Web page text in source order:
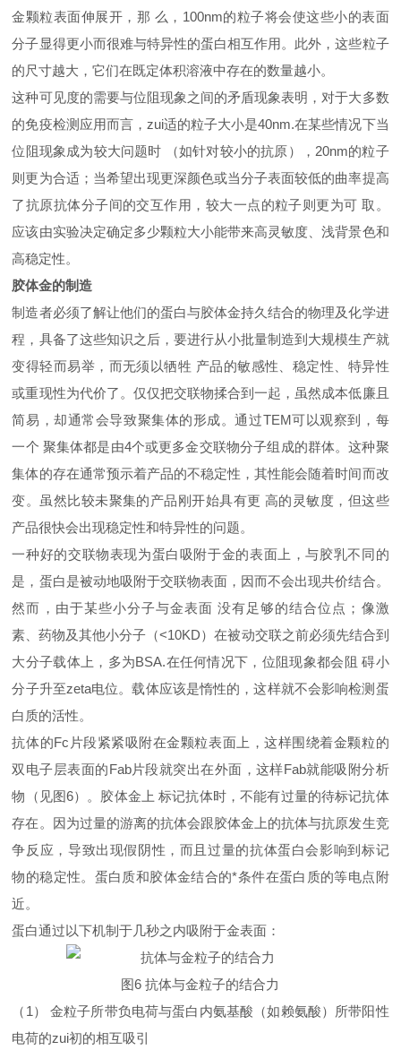
金颗粒表面伸展开，那 么，100nm的粒子将会使这些小的表面
分子显得更小而很难与特异性的蛋白相互作用。此外，这些粒子
的尺寸越大，它们在既定体积溶液中存在的数量越小。
这种可见度的需要与位阻现象之间的矛盾现象表明，对于大多数
的免疫检测应用而言，zui适的粒子大小是40nm.在某些情况下当
位阻现象成为较大问题时 （如针对较小的抗原），20nm的粒子
则更为合适；当希望出现更深颜色或当分子表面较低的曲率提高
了抗原抗体分子间的交互作用，较大一点的粒子则更为可 取。
应该由实验决定确定多少颗粒大小能带来高灵敏度、浅背景色和
高稳定性。
胶体金的制造
制造者必须了解让他们的蛋白与胶体金持久结合的物理及化学进
程，具备了这些知识之后，要进行从小批量制造到大规模生产就
变得轻而易举，而无须以牺牲 产品的敏感性、稳定性、特异性
或重现性为代价了。仅仅把交联物揉合到一起，虽然成本低廉且
简易，却通常会导致聚集体的形成。通过TEM可以观察到，每
一个 聚集体都是由4个或更多金交联物分子组成的群体。这种聚
集体的存在通常预示着产品的不稳定性，其性能会随着时间而改
变。虽然比较未聚集的产品刚开始具有更 高的灵敏度，但这些
产品很快会出现稳定性和特异性的问题。
一种好的交联物表现为蛋白吸附于金的表面上，与胶乳不同的
是，蛋白是被动地吸附于交联物表面，因而不会出现共价结合。
然而，由于某些小分子与金表面 没有足够的结合位点；像激
素、药物及其他小分子（<10KD）在被动交联之前必须先结合到
大分子载体上，多为BSA.在任何情况下，位阻现象都会阻 碍小
分子升至zeta电位。载体应该是惰性的，这样就不会影响检测蛋
白质的活性。
抗体的Fc片段紧紧吸附在金颗粒表面上，这样围绕着金颗粒的
双电子层表面的Fab片段就突出在外面，这样Fab就能吸附分析
物（见图6）。胶体金上 标记抗体时，不能有过量的待标记抗体
存在。因为过量的游离的抗体会跟胶体金上的抗体与抗原发生竞
争反应，导致出现假阴性，而且过量的抗体蛋白会影响到标记
物的稳定性。蛋白质和胶体金结合的*条件在蛋白质的等电点附
近。
蛋白通过以下机制于几秒之内吸附于金表面：
图6 抗体与金粒子的结合力
（1） 金粒子所带负电荷与蛋白内氨基酸（如赖氨酸）所带阳性
电荷的zui初的相互吸引